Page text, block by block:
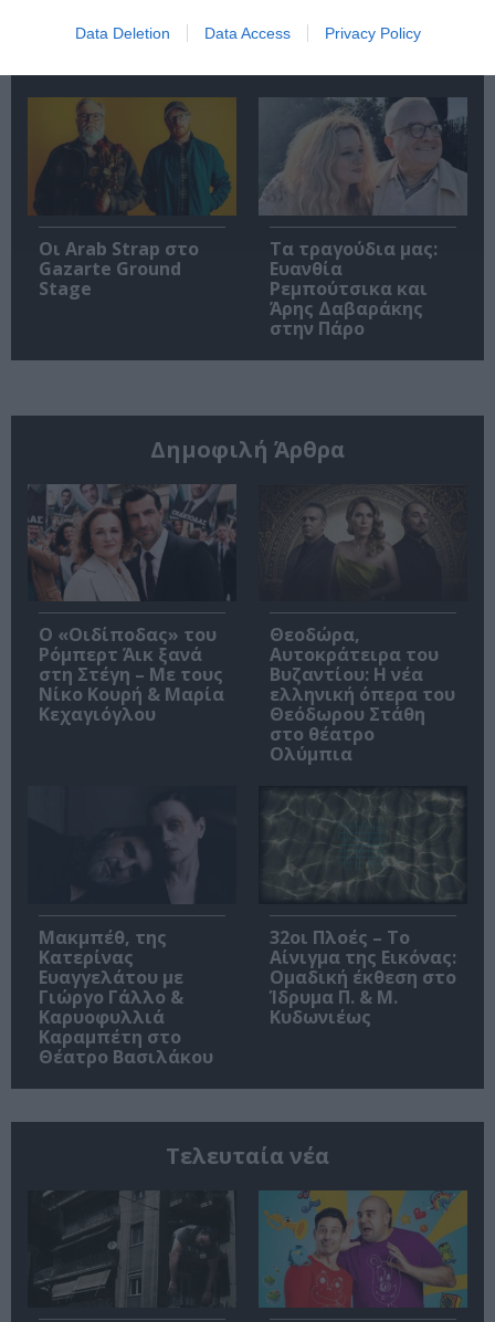
Data Deletion Data Access Privacy Policy
μοναδική συναυλία
στο Christmas
Heep στο Floyd
Οι Arab Strap στο
Gazarte Ground
Stage
Τα τραγούδια μας:
Ευανθία
Ρεμπούτσικα και
Άρης Δαβαράκης
στην Πάρο
Δημοφιλή Άρθρα
O «Οιδίποδας» του
Ρόμπερτ Άικ ξανά
στη Στέγη – Με τους
Νίκο Κουρή & Μαρία
Κεχαγιόγλου
Θεοδώρα,
Αυτοκράτειρα του
Βυζαντίου: Η νέα
ελληνική όπερα του
Θεόδωρου Στάθη
στο θέατρο
Ολύμπια
Μακμπέθ, της
Κατερίνας
Ευαγγελάτου με
Γιώργο Γάλλο &
Καρυοφυλλιά
Καραμπέτη στο
Θέατρο Βασιλάκου
32οι Πλοές – Το
Αίνιγμα της Εικόνας:
Ομαδική έκθεση στο
Ίδρυμα Π. & Μ.
Κυδωνιέως
Τελευταία νέα